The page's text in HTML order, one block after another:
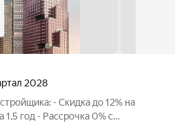
2028
- Скидка до 12% на
1,5 год - Рассрочка 0% с